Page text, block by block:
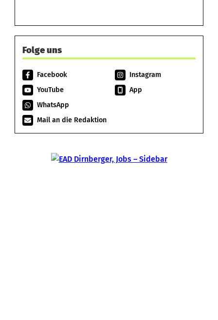
Folge uns
Facebook
Instagram
YouTube
App
WhatsApp
Mail an die Redaktion